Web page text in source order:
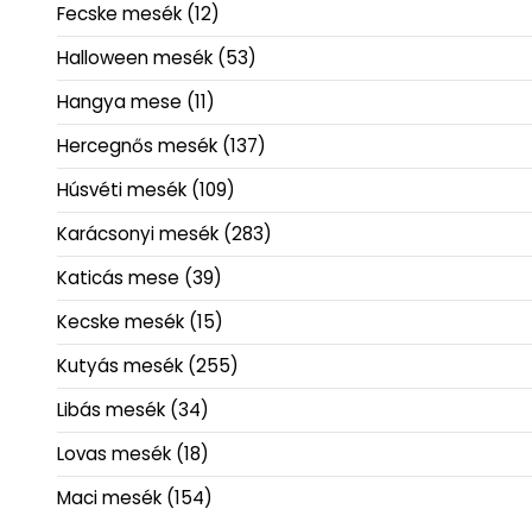
Fecske mesék (12)
Halloween mesék (53)
Hangya mese (11)
Hercegnős mesék (137)
Húsvéti mesék (109)
Karácsonyi mesék (283)
Katicás mese (39)
Kecske mesék (15)
Kutyás mesék (255)
Libás mesék (34)
Lovas mesék (18)
Maci mesék (154)